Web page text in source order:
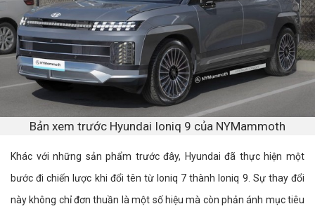
Bản xem trước Hyundai Ioniq 9 của NYMammoth
Khác với những sản phẩm trước đây, Hyundai đã thực hiện một
bước đi chiến lược khi đổi tên từ Ioniq 7 thành Ioniq 9. Sự thay đổi
này không chỉ đơn thuần là một số hiệu mà còn phản ánh mục tiêu